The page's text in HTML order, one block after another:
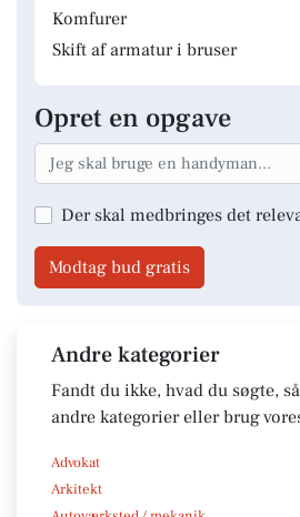
Komfurer
Skift af armatur i bruser
Opret en opgave
Der skal medbringes det
Modtag bud gratis
Andre kategorier
Fandt du ikke, hvad du søgte,
andre kategorier eller brug
Advokat
Arkitekt